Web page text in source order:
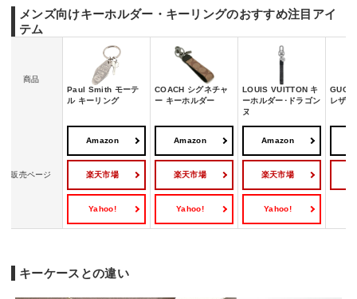
メンズ向けキーホルダー・キーリングのおすすめ注目アイ
テム
商品
Paul Smith モーテ
ル キーリング
COACH シグネチャ
ー キーホルダー
LOUIS VUITTON キ
ーホルダー･ドラゴン
ヌ
レザー
販売ページ
Amazon
楽天市場
Yahoo!
Amazon
楽天市場
Yahoo!
Amazon
楽天市場
Yahoo!
キーケースとの違い